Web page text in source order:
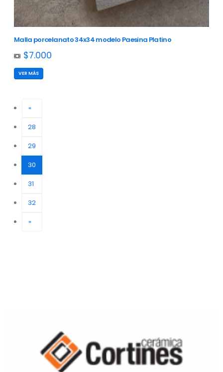
Malla porcelanato 34x34 modelo Paesina Platino
$7.000
VER MÁS
«
28
29
30
31
32
»